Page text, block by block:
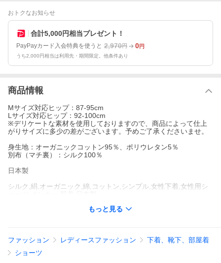
おトクなお知らせ
合計5,000円相当プレゼント！
PayPayカード入会特典を使うと 2,970円 0円
うち2,000円相当は利用先・期間限定。他条件あり
商品情報
Mサイズ対応ヒップ：87-95cm
Lサイズ対応ヒップ：92-100cm
※デリケートな素材を使用しておりますので、商品によって仕上
がりサイズに多少の差がございます。予めご了承くださいませ。
身生地：オーガニックコットン95％、ポリウレタン5％
別布（マチ裏）：シルク100％
日本製
シルク,絹,オーガニック,綿,コットン,シンプル,女性下着,女性用シ
もっと見る
ファッション レディースファッション
下着、靴下、部屋着
ショーツ